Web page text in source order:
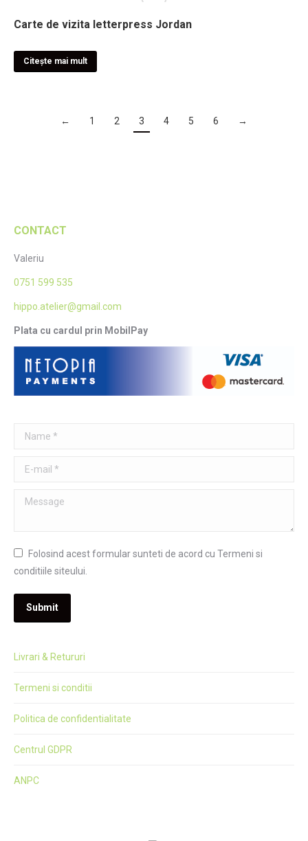
Carte de vizita letterpress Jordan
Citește mai mult
← 1 2 3 4 5 6 →
CONTACT
Valeriu
0751 599 535
hippo.atelier@gmail.com
Plata cu cardul prin MobilPay
Name *
E-mail *
Message
Folosind acest formular sunteti de acord cu Termeni si
conditiile siteului.
Submit
Livrari & Retururi
Termeni si conditii
Politica de confidentialitate
Centrul GDPR
ANPC